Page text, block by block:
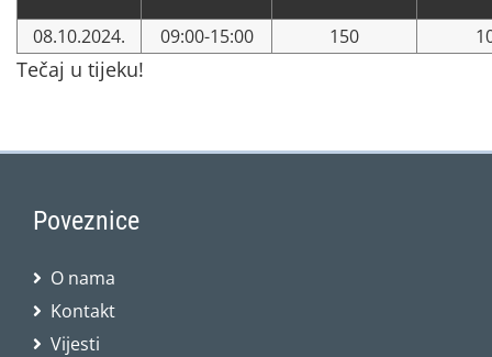
08.10.2024. 09:00-15:00 150
Tečaj u tijeku!
Poveznice
O nama
Kontakt
Vijesti